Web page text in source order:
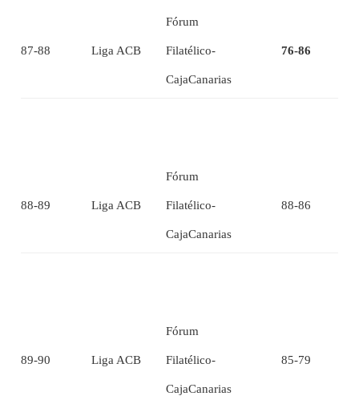
87-88 Liga ACB
Fórum
Filatélico-
CajaCanarias
76-86
88-89 Liga ACB
Fórum
Filatélico-
CajaCanarias
88-86
89-90 Liga ACB
Fórum
Filatélico-
CajaCanarias
85-79